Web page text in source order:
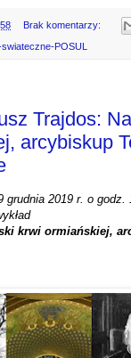
Brak komentarzy:
POSUL
Trajdos:
arcybiskup
grudnia 2019 r. o
krwi ormiańskiej,